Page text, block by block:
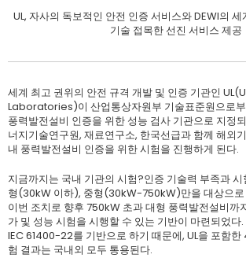
UL, 자사의 독보적인 안전 인증 서비스와 DEWI의
기술 접목한 선진 서비스 제공
세계 최고 권위의 안전 규격 개발 및 인증 기관인
Laboratories)이 산업통상자원부 기술표준원으로
풍력발전설비 인증을 위한 성능 검사 기관으로 지정
너지기술연구원, 재료연구소, 한국선급과 함께 해외
내 풍력발전설비 인증을 위한 시험을 진행하게 된다.
지금까지는 국내 기관의 시험?인증 기술력 부족과
형(30kW 이하), 중형(30kW-750kW)만을 대상으로
이번 조치로 향후 750kW 초과 대형 풍력발전설비까
가 및 성능 시험을 시행할 수 있는 기반이 마련되었다
IEC 61400-22를 기반으로 하기 때문에, UL을 포함한
험 결과는 국내외 모두 통용된다.